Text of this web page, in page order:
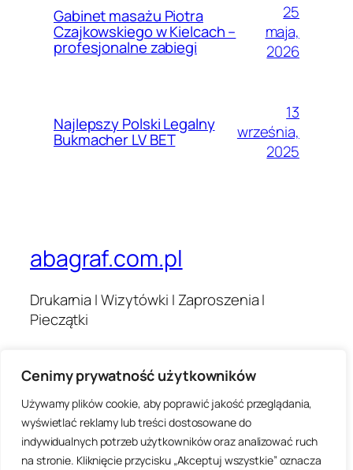
Cenimy prywatność użytkowników
Używamy plików cookie, aby poprawić jakość przeglądania,
wyświetlać reklamy lub treści dostosowane do
indywidualnych potrzeb użytkowników oraz analizować ruch
na stronie. Kliknięcie przycisku „Akceptuj wszystkie” oznacza
Gabinet masażu Piotra
Czajkowskiego w Kielcach –
profesjonalne zabiegi
25
maja,
2026
Najlepszy Polski Legalny
Bukmacher LV BET
13
września,
2025
abagraf.com.pl
Drukarnia I Wizytówki I Zaproszenia I
Pieczątki
Blog
O nas
Najczęściej zadawane pytania
Autorzy
Wydarzenia
Sklep
Wzorce
Motywy